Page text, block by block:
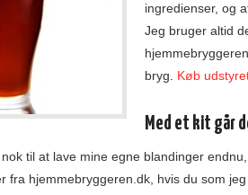
ingredienser, og
Jeg bruger altid
bryg. Køb
Med et kit går
til at lave mine egne blandinger
fra hjemmebryggeren.dk, hvis du som